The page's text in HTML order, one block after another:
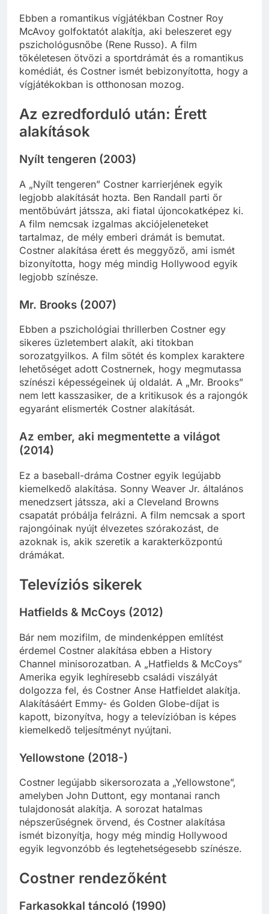
Ebben a romantikus vígjátékban Costner Roy
McAvoy golfoktatót alakítja, aki beleszeret egy
pszichológusnőbe (Rene Russo). A film
tökéletesen ötvözi a sportdrámát és a romantikus
komédiát, és Costner ismét bebizonyította, hogy a
vígjátékokban is otthonosan mozog.
Az ezredforduló után: Érett
alakítások
Nyílt tengeren (2003)
A „Nyílt tengeren” Costner karrierjének egyik
legjobb alakítását hozta. Ben Randall parti őr
mentőbúvárt játssza, aki fiatal újoncokatképez ki.
A film nemcsak izgalmas akciójeleneteket
tartalmaz, de mély emberi drámát is bemutat.
Costner alakítása érett és meggyőző, ami ismét
bizonyította, hogy még mindig Hollywood egyik
legjobb színésze.
Mr. Brooks (2007)
Ebben a pszichológiai thrillerben Costner egy
sikeres üzletembert alakít, aki titokban
sorozatgyilkos. A film sötét és komplex karaktere
lehetőséget adott Costnernek, hogy megmutassa
színészi képességeinek új oldalát. A „Mr. Brooks”
nem lett kasszasiker, de a kritikusok és a rajongók
egyaránt elismerték Costner alakítását.
Az ember, aki megmentette a világot
(2014)
Ez a baseball-dráma Costner egyik legújabb
kiemelkedő alakítása. Sonny Weaver Jr. általános
menedzsert játssza, aki a Cleveland Browns
csapatát próbálja felrázni. A film nemcsak a sport
rajongóinak nyújt élvezetes szórakozást, de
azoknak is, akik szeretik a karakterközpontú
drámákat.
Televíziós sikerek
Hatfields & McCoys (2012)
Bár nem mozifilm, de mindenképpen említést
érdemel Costner alakítása ebben a History
Channel minisorozatban. A „Hatfields & McCoys”
Amerika egyik leghíresebb családi viszályát
dolgozza fel, és Costner Anse Hatfieldet alakítja.
Alakításáért Emmy- és Golden Globe-díjat is
kapott, bizonyítva, hogy a televízióban is képes
kiemelkedő teljesítményt nyújtani.
Yellowstone (2018-)
Costner legújabb sikersorozata a „Yellowstone”,
amelyben John Duttont, egy montanai ranch
tulajdonosát alakítja. A sorozat hatalmas
népszerűségnek örvend, és Costner alakítása
ismét bizonyítja, hogy még mindig Hollywood
egyik legvonzóbb és legtehetségesebb színésze.
Costner rendezőként
Farkasokkal táncoló (1990)